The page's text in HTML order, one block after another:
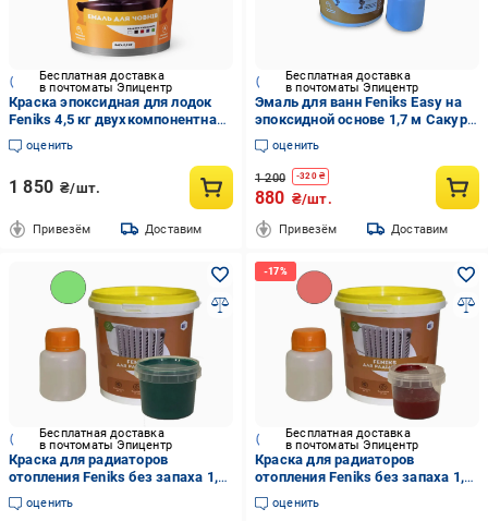
Бесплатная доставка
в почтоматы Эпицентр
Краска эпоксидная для лодок
Feniks 4,5 кг двухкомпонентная
RAL1015 Бежевый
оценить
1 850 ₴/шт.
Привезём Доставим
Бесплатная доставка
в почтоматы Эпицентр
Эмаль для ванн Feniks Easy на
эпоксидной основе 1,7 м Сакура
(03652)
оценить
1 200 -320₴
880 ₴/шт.
Привезём Доставим
Бесплатная доставка
в почтоматы Эпицентр
Краска для радиаторов
отопления Feniks без запаха 1,2
кг Зеленый глянцевый
(30828485)
оценить
Бесплатная доставка
в почтоматы Эпицентр
Краска для радиаторов
отопления Feniks без запаха 1,2
кг Красный глянцевый
(30827678)
оценить